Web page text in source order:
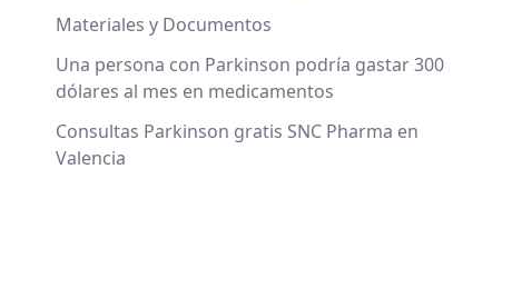
Materiales y Documentos
Una persona con Parkinson podría gastar 300
dólares al mes en medicamentos
Consultas Parkinson gratis SNC Pharma en
Valencia